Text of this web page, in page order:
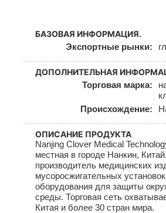
БАЗОВАЯ ИНФОРМАЦИЯ.
Экспортные рынки:
ДОПОЛНИТЕЛЬНАЯ
Торговая марка:
Происхождение:
ОПИСАНИЕ ПРОДУКТА
Nanjing Clover Medical
местная в городе Нанкин,
производитель медицинских
мусоросжигательных установок
оборудования для защиты
среды. Торговая сеть
Китая и более 30 стран мира.